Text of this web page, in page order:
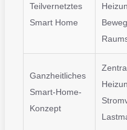
Teilvernetztes
Smart Home
Ganzheitliches
Smart-Home-
Konzept